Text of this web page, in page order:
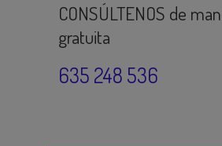
CONSÚLTENOS de
gratuita
635 248 536